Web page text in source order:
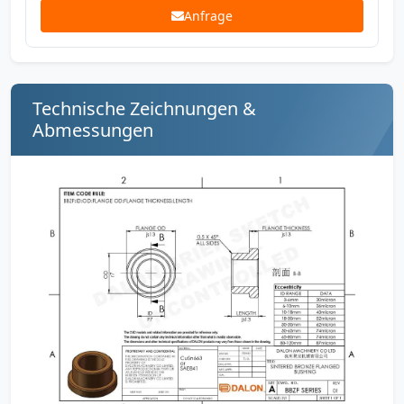
Anfrage
Technische Zeichnungen &
Abmessungen